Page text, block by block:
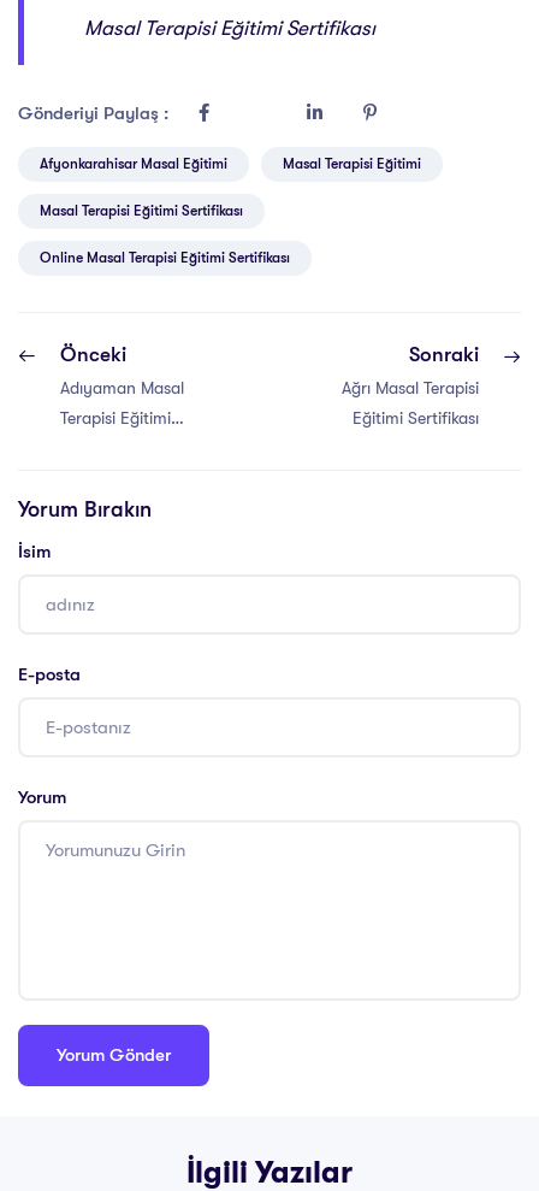
Masal Terapisi Eğitimi Sertifikası
Gönderiyi Paylaş :
Afyonkarahisar Masal Eğitimi Masal Terapisi Eğitimi
Masal Terapisi Eğitimi Sertifikası
Online Masal Terapisi Eğitimi Sertifikası
Önceki
Adıyaman Masal
Terapisi Eğitimi
Sonraki
Ağrı Masal Terapisi
Eğitimi Sertifikası
Yorum Bırakın
İsim
E-posta
Yorum
İlgili Yazılar